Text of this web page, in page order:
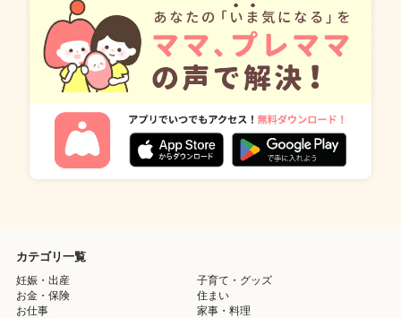
カテゴリ一覧
妊娠・出産
子育て・グッズ
お金・保険
住まい
お仕事
家事・料理